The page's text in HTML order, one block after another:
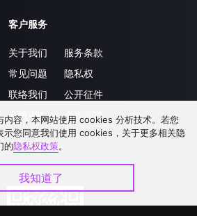
客户服务
关于我们
常见问题
联络我们
升级VIP
服务条款
隐私权
公开征件
合作洽談
内容，本网站使用 cookies 分析技术。若您
示您同意我们使用 cookies，关于更多相关隐
的隐私权政策。
我知道了